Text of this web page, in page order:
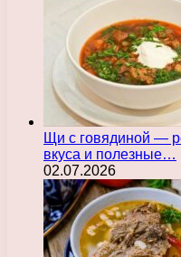
Щи с говядиной —
вкуса и полезные…
02.07.2026